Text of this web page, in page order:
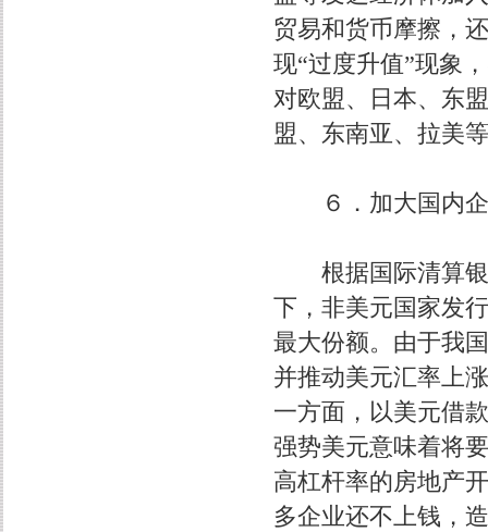
贸易和货币摩擦，
现“过度升值”现象
对欧盟、日本、东
盟、东南亚、拉美
６．加大国内企
根据国际清算银
下，非美元国家发
最大份额。由于我
并推动美元汇率上
一方面，以美元借
强势美元意味着将
高杠杆率的房地产
多企业还不上钱，